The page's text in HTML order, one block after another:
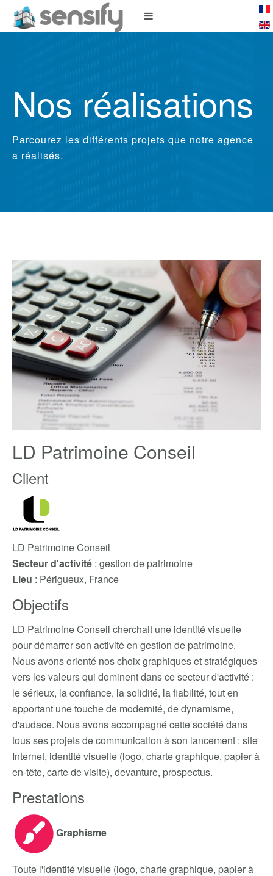
Nos réalisations
Parcourez les différents projets que notre agence
a réalisés.
LD Patrimoine Conseil
Client
LD Patrimoine Conseil
Secteur d'activité : gestion de patrimoine
Lieu : Périgueux, France
Objectifs
LD Patrimoine Conseil cherchait une identité visuelle
pour démarrer son activité en gestion de patrimoine.
Nous avons orienté nos choix graphiques et stratégiques
vers les valeurs qui dominent dans ce secteur d'activité :
le sérieux, la confiance, la solidité, la fiabilité, tout en
apportant une touche de modernité, de dynamisme,
d'audace. Nous avons accompagné cette société dans
tous ses projets de communication à son lancement : site
Internet, identité visuelle (logo, charte graphique, papier à
en-tête, carte de visite), devanture, prospectus.
Prestations
Graphisme
Toute l'identité visuelle (logo, charte graphique, papier à